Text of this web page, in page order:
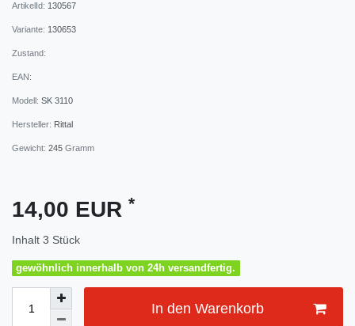
ArtikelId: 130567
Variante: 130653
Zustand:
EAN:
Modell: SK 3110
Hersteller: Rittal
Gewicht: 245 Gramm
14,00 EUR *
Inhalt 3 Stück
gewöhnlich innerhalb von 24h versandfertig.
In den Warenkorb